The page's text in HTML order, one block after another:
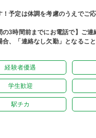
！予定は体調を考慮のうえでご
3時間前までにお電話で】ご連
、「連絡なし欠勤」となるこ
経験者優遇
学生歓迎
駅チカ